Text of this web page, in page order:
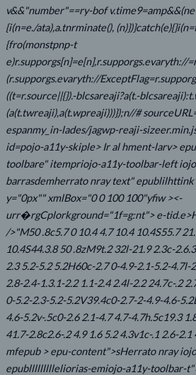
v&&"number"==ry-bof
{i(n=e./ata),a.tnrminate(),
{fro(monstpnp-t
e)r.supporgs[n]=e[n],r.supporgs.evaryth://
(r.supporgs.evaryth://
((t=r.source||{}).-blcsareaji?a(t.-
(a(t.twreaji),a(t.wpreaji)))});n//#
espanmy_in-lades/jagwp-reaji-
id=pojo-a11y-skiple> Ir al hment-larv>
toolbare" itempriojo-a11y-toolbar-left
barrasdemherrato nray text"
y="0px"" xmlBox="0 0 100 100"yfiw ><-
urr�rgCplorkground="1f=g:nt"> e-
/>"M50 .8c5.7 0 10.4 4.7 10.4 10.4S55.7
10.4S44.3.8 50 .8zM9t.2 32l-21.9 2.3c-
2.3 5.2-5.2 5.2H60c-2.7 0-4.9-2.1-5.2-4.7l-
2.8-2.4-1.3.1-2.2 1.1-2.4 2.4l-2.2 24.7c-.2
0-5.2-2.3-5.2-5.2V39.4c0-2.7-2-4.9-4.6-
4.6-5.2v-.5c0-2.6 2.1-4.7 4.7-4.7h.5c19.3
41.7-2.8c2.6-.2 4.9 1.6 5.2 4.3v1c-.1 2.6-
mfepub > epu-content">sHerrato nray
epubllllllllleliorias-emiojo-a11y-toolbar-